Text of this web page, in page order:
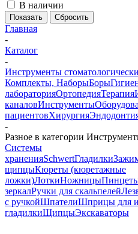
В наличии
Сбросить
Главная
-
Каталог
-
Инструменты
Комплекты, НаборыБоры
лабораторияОртопедияТерапия
каналовИнструменты
пациентовХирургия
-
Разное в категории
Системы
храненияSchwertГладилки
щипцыКюреты (кюретажные
ложки)ЛоткиНожницы
зеркалРучки для скальпелей
с ручкойШпателиШприцы для
гладилкиЩипцыЭкскаваторы